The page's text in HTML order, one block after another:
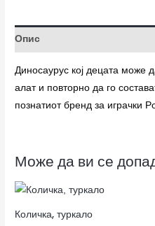
Опис
Диносаурус кој децата може
алат и повторно да го
познатиот бренд за играчки
Може да ви се
Количка, туркало